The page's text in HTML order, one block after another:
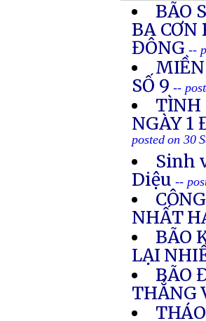
BÃO
BA
ĐÔNG --
SỐ 9 --
TÌNH
NGÀY 1
posted on 30
Sinh
Diệu --
NHẤT
BÃO
LẠI
BÃO
THẲNG